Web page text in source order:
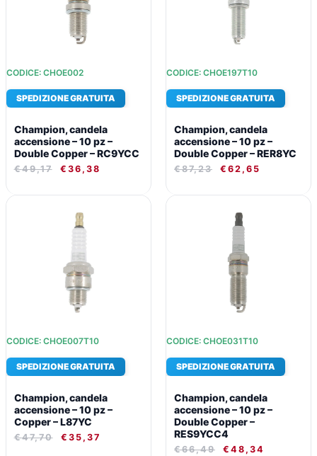
CODICE: CHOE002
SPEDIZIONE GRATUITA
Champion, candela
accensione – 10 pz –
Double Copper – RC9YCC
€49,17 € 36,38
CODICE: CHOE197T10
SPEDIZIONE GRATUITA
Champion, candela
accensione – 10 pz –
Double Copper – RER8YC
€87,23 € 62,65
CODICE: CHOE007T10
SPEDIZIONE GRATUITA
Champion, candela
accensione – 10 pz –
Copper – L87YC
€47,70
PREZZO
ORIGINALE
€ 35,37
CODICE: CHOE031T10
SPEDIZIONE GRATUITA
Champion, candela
accensione – 10 pz –
Double Copper –
RES9YCC4
€66,49
PREZZO
ORIGINALE
ERA:
€66,49.
€ 48,34